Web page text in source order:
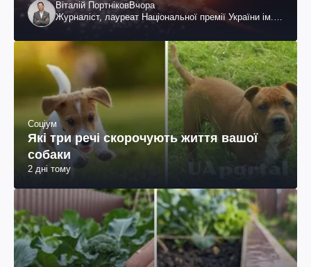
Віталій ПортніковВчора
Журналіст, лауреат Національної премії України ім.
Соціум
Які три речі скорочують життя вашої
собаки
2 дні тому